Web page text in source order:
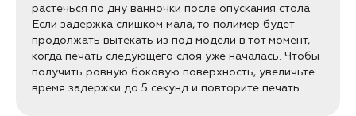
растечься по дну ванночки после опускания стола.
Если задержка слишком мала, то полимер будет
продолжать вытекать из под модели в тот момент,
когда печать следующего слоя уже началась. Чтобы
получить ровную боковую поверхность, увеличьте
время задержки до 5 секунд и повторите печать.